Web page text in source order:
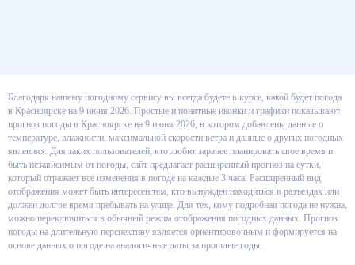
Благодаря нашему погодному сервису вы всегда будете в курсе, какой
будет погода в Красноярске на 9 июня 2026. Простые и понятные иконки
и графики показывают прогноз погоды в Красноярске на 9 июня 2026, в
котором добавлены данные о температуре, влажности, максимальной
скорости ветра и данные о других погодных явлениях. Для таких
пользователей, кто любит заранее планировать свое время и быть
независимым от погоды, сайт предлагает расширенный прогноз на сутки,
который отражает все изменения в погоде на каждые 3 часа.
Расширенный вид отображения может быть интересен тем, кто вынужден
находиться в разъездах или должен долгое время пребывать на улице.
Для тех, кому подробная погода не нужна, можно переключиться в
обычный режим отображения погодных данных. Прогноз погоды на